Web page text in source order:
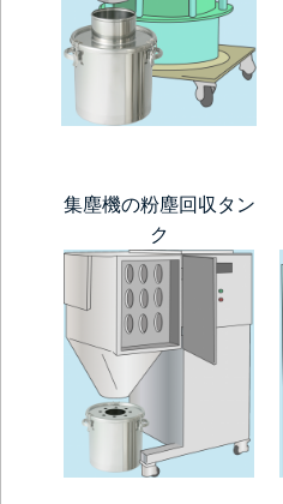
集塵機の粉塵回収タン
ク